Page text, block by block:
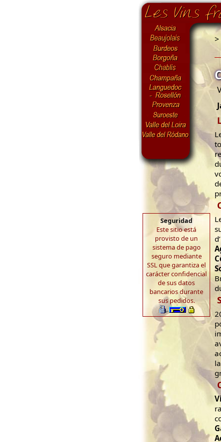
Seguridad
Este sitio está
provisto de un
sistema de pago
seguro mediante
SSL que garantiza el
carácter confidencial
de sus datos
bancarios durante
sus pedidos.
>